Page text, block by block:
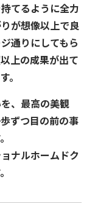
てるように全力
が想像以上で良
通りにしてもら
上の成果が出て
。
、最高の美観
ずつ目の前の事
ナルホームドク
。